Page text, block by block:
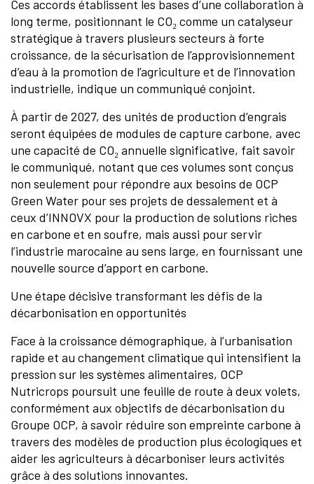
Ces accords établissent les bases d’une collaboration à
long terme, positionnant le CO₂ comme un catalyseur
stratégique à travers plusieurs secteurs à forte
croissance, de la sécurisation de l’approvisionnement
d’eau à la promotion de l’agriculture et de l’innovation
industrielle, indique un communiqué conjoint.
À partir de 2027, des unités de production d’engrais
seront équipées de modules de capture carbone, avec
une capacité de CO₂ annuelle significative, fait savoir
le communiqué, notant que ces volumes sont conçus
non seulement pour répondre aux besoins de OCP
Green Water pour ses projets de dessalement et à
ceux d’INNOVX pour la production de solutions riches
en carbone et en soufre, mais aussi pour servir
l’industrie marocaine au sens large, en fournissant une
nouvelle source d’apport en carbone.
Une étape décisive transformant les défis de la
décarbonisation en opportunités
Face à la croissance démographique, à l’urbanisation
rapide et au changement climatique qui intensifient la
pression sur les systèmes alimentaires, OCP
Nutricrops poursuit une feuille de route à deux volets,
conformément aux objectifs de décarbonisation du
Groupe OCP, à savoir réduire son empreinte carbone à
travers des modèles de production plus écologiques et
aider les agriculteurs à décarboniser leurs activités
grâce à des solutions innovantes.